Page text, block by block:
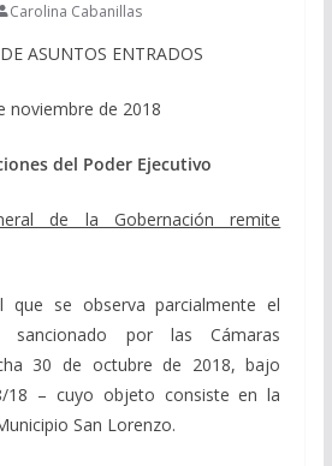
Carolina Cabanillas
ASUNTOS ENTRADOS
noviembre de 2018
del Poder Ejecutivo
de la Gobernación remite
que se observa parcialmente el
por las Cámaras
30 de octubre de 2018, bajo
18 – cuyo objeto consiste en la
San Lorenzo.